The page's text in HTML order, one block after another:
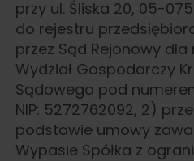
przy ul. Śliska 20, 05-
do rejestru
przez Sąd Rejonowy dla
Wydział Gospodarczy
Sądowego pod
NIP: 5272762092, 2)
podstawie umowy
Wypasie Spółka z